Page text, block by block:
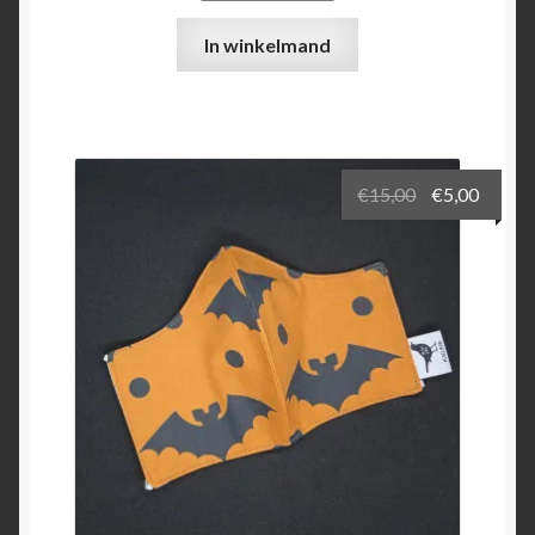
In winkelmand
€15,00
prijs
€5,00
prijs